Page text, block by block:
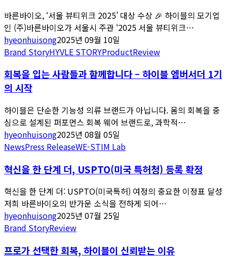
바른바이오, ‘서울 뷰티위크 2025’ 대상 수상 🎉 하이블의 모기업
인 (주)바른바이오가 서울시 주관 ‘2025 서울 뷰티위크…
hyeonhuisong2025년 09월 10일
Brand StoryHYVLE STORYProductReview
회복을 입는 사람들과 함께합니다 – 하이블 엠버서더 1기
의 시작
하이블은 단순한 기능성 의류 브랜드가 아닙니다. 몸의 회복을 중
심으로 설계된 퍼포먼스 회복 웨어 브랜드로, 과학적…
hyeonhuisong2025년 08월 05일
NewsPress ReleaseWE-STIM Lab
혁신을 한 단계 더, USPTO(미국 특허청) 등록 확정
혁신을 한 단계 더: USPTO(미국특허) 여정의 중요한 이정표 달성
저희 바른바이오의 반가운 소식을 전하게 되어…
hyeonhuisong2025년 07월 25일
Brand StoryReview
프로가 선택한 회복, 하이블이 신뢰받는 이유